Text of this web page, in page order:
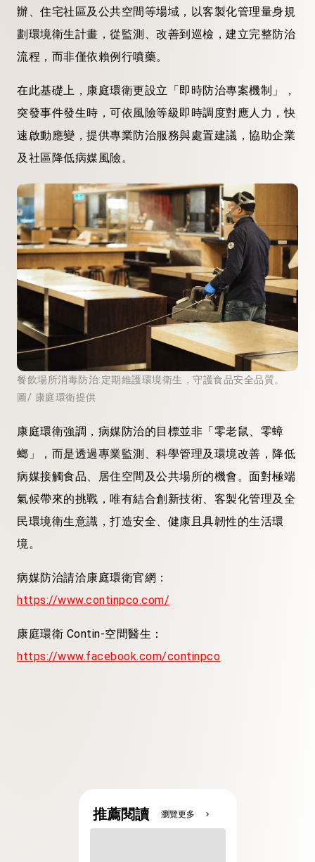
辦、住宅社區及公共空間等場域，以客製化管理量身規
劃環境衛生計畫，從監測、改善到巡檢，建立完整防治
流程，而非僅依賴例行噴藥。
在此基礎上，康庭環衛更設立「即時防治專案機制」，
突發事件發生時，可依風險等級即時調度對應人力，快
速啟動應變，提供專業防治服務與處置建議，協助企業
及社區降低病媒風險。
餐飲場所消毒防治:定期維護環境衛生，守護食品安全品質。
圖/ 康庭環衛提供
康庭環衛強調，病媒防治的目標並非「零老鼠、零蟑
螂」，而是透過專業監測、科學管理及環境改善，降低
病媒接觸食品、居住空間及公共場所的機會。面對極端
氣候帶來的挑戰，唯有結合創新技術、客製化管理及全
民環境衛生意識，打造安全、健康且具韌性的生活環
境。
病媒防治請洽康庭環衛官網：
https://www.continpco.com/
康庭環衛 Contin-空間醫生：
https://www.facebook.com/continpco
推薦閱讀 瀏覽更多 chevron_right